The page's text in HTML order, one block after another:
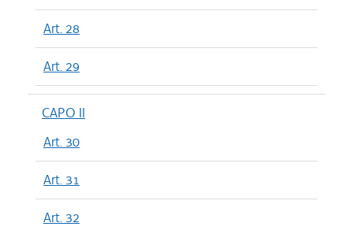
Art. 28
Art. 29
CAPO II
Art. 30
Art. 31
Art. 32